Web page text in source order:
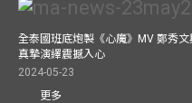
全泰國班底炮製《心魔》MV 鄭秀
真摯演繹震撼入心
2024-05-23
更多